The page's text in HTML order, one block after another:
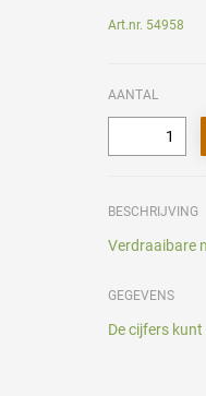
Art.nr. 54958
AANTAL
BESCHRIJVING
Verdraaibare
GEGEVENS
De cijfers